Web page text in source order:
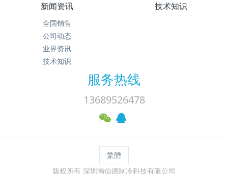
新闻资讯
全国销售
公司动态
业界资讯
技术知识
技术知识
服务热线
13689526478
繁體
版权所有 深圳瀚信德制冷科技有限公司